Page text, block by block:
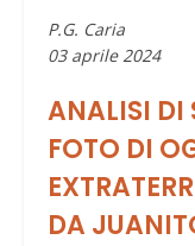
P.G. Caria
03 aprile 2024
ANALISI DI
FOTO DI
DA